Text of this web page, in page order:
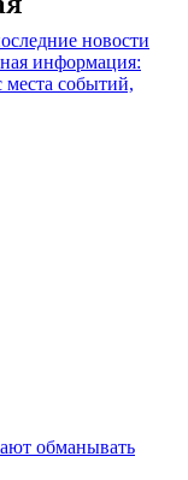
новости
информация:
событий,
обманывать